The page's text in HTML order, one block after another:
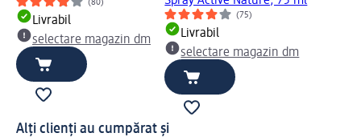
(80)
Livrabil
selectare magazin dm
(75)
Livrabil
selectare magazin dm
Alți clienți au cumpărat și